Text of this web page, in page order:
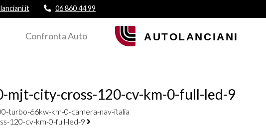
06 860 44 99
Confronta Auto
mjt-city-cross-120-cv-km-0-full-led-9
turbo-66kw-km-0-camera-nav-italia
120-cv-km-0-full-led-9